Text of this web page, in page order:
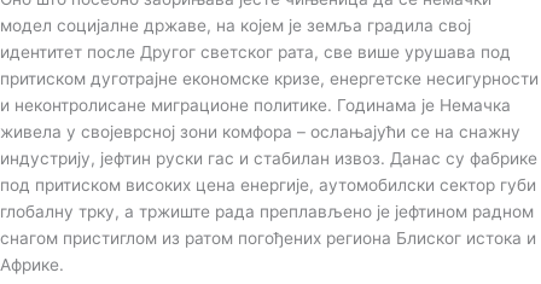
модел социјалне државе, на којем је земља градила свој
идентитет после Другог светског рата, све више урушава под
притиском дуготрајне економске кризе, енергетске несигурности
и неконтролисане миграционе политике. Годинама је Немачка
живела у својеврсној зони комфора – ослањајући се на снажну
индустрију, јефтин руски гас и стабилан извоз. Данас су фабрике
под притиском високих цена енергије, аутомобилски сектор губи
глобалну трку, а тржиште рада преплављено је јефтином радном
снагом пристиглом из ратом погођених региона Блиског истока и
Африке.